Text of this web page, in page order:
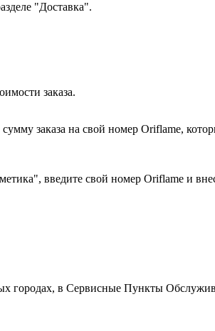
"Доставка".
заказа.
заказа на свой номер Oriflame,
введите свой номер Oriflame и
городах, в Сервисные Пункты